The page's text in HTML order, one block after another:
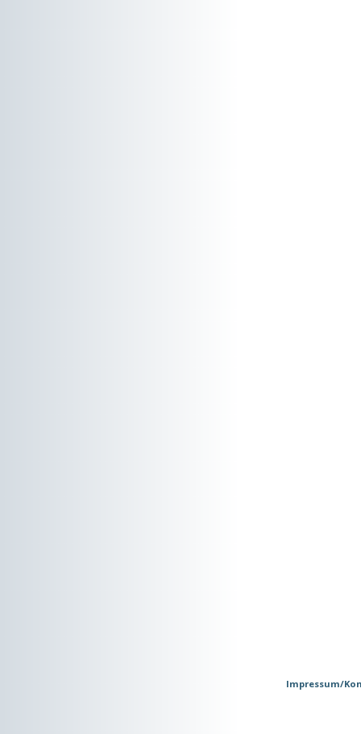
Impressum/